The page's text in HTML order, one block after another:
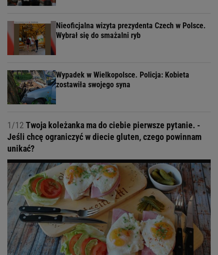
Nieoficjalna wizyta prezydenta Czech w Polsce.
Wybrał się do smażalni ryb
Wypadek w Wielkopolsce. Policja: Kobieta
zostawiła swojego syna
1/12 Twoja koleżanka ma do ciebie pierwsze pytanie. -
Jeśli chcę ograniczyć w diecie gluten, czego powinnam
unikać?